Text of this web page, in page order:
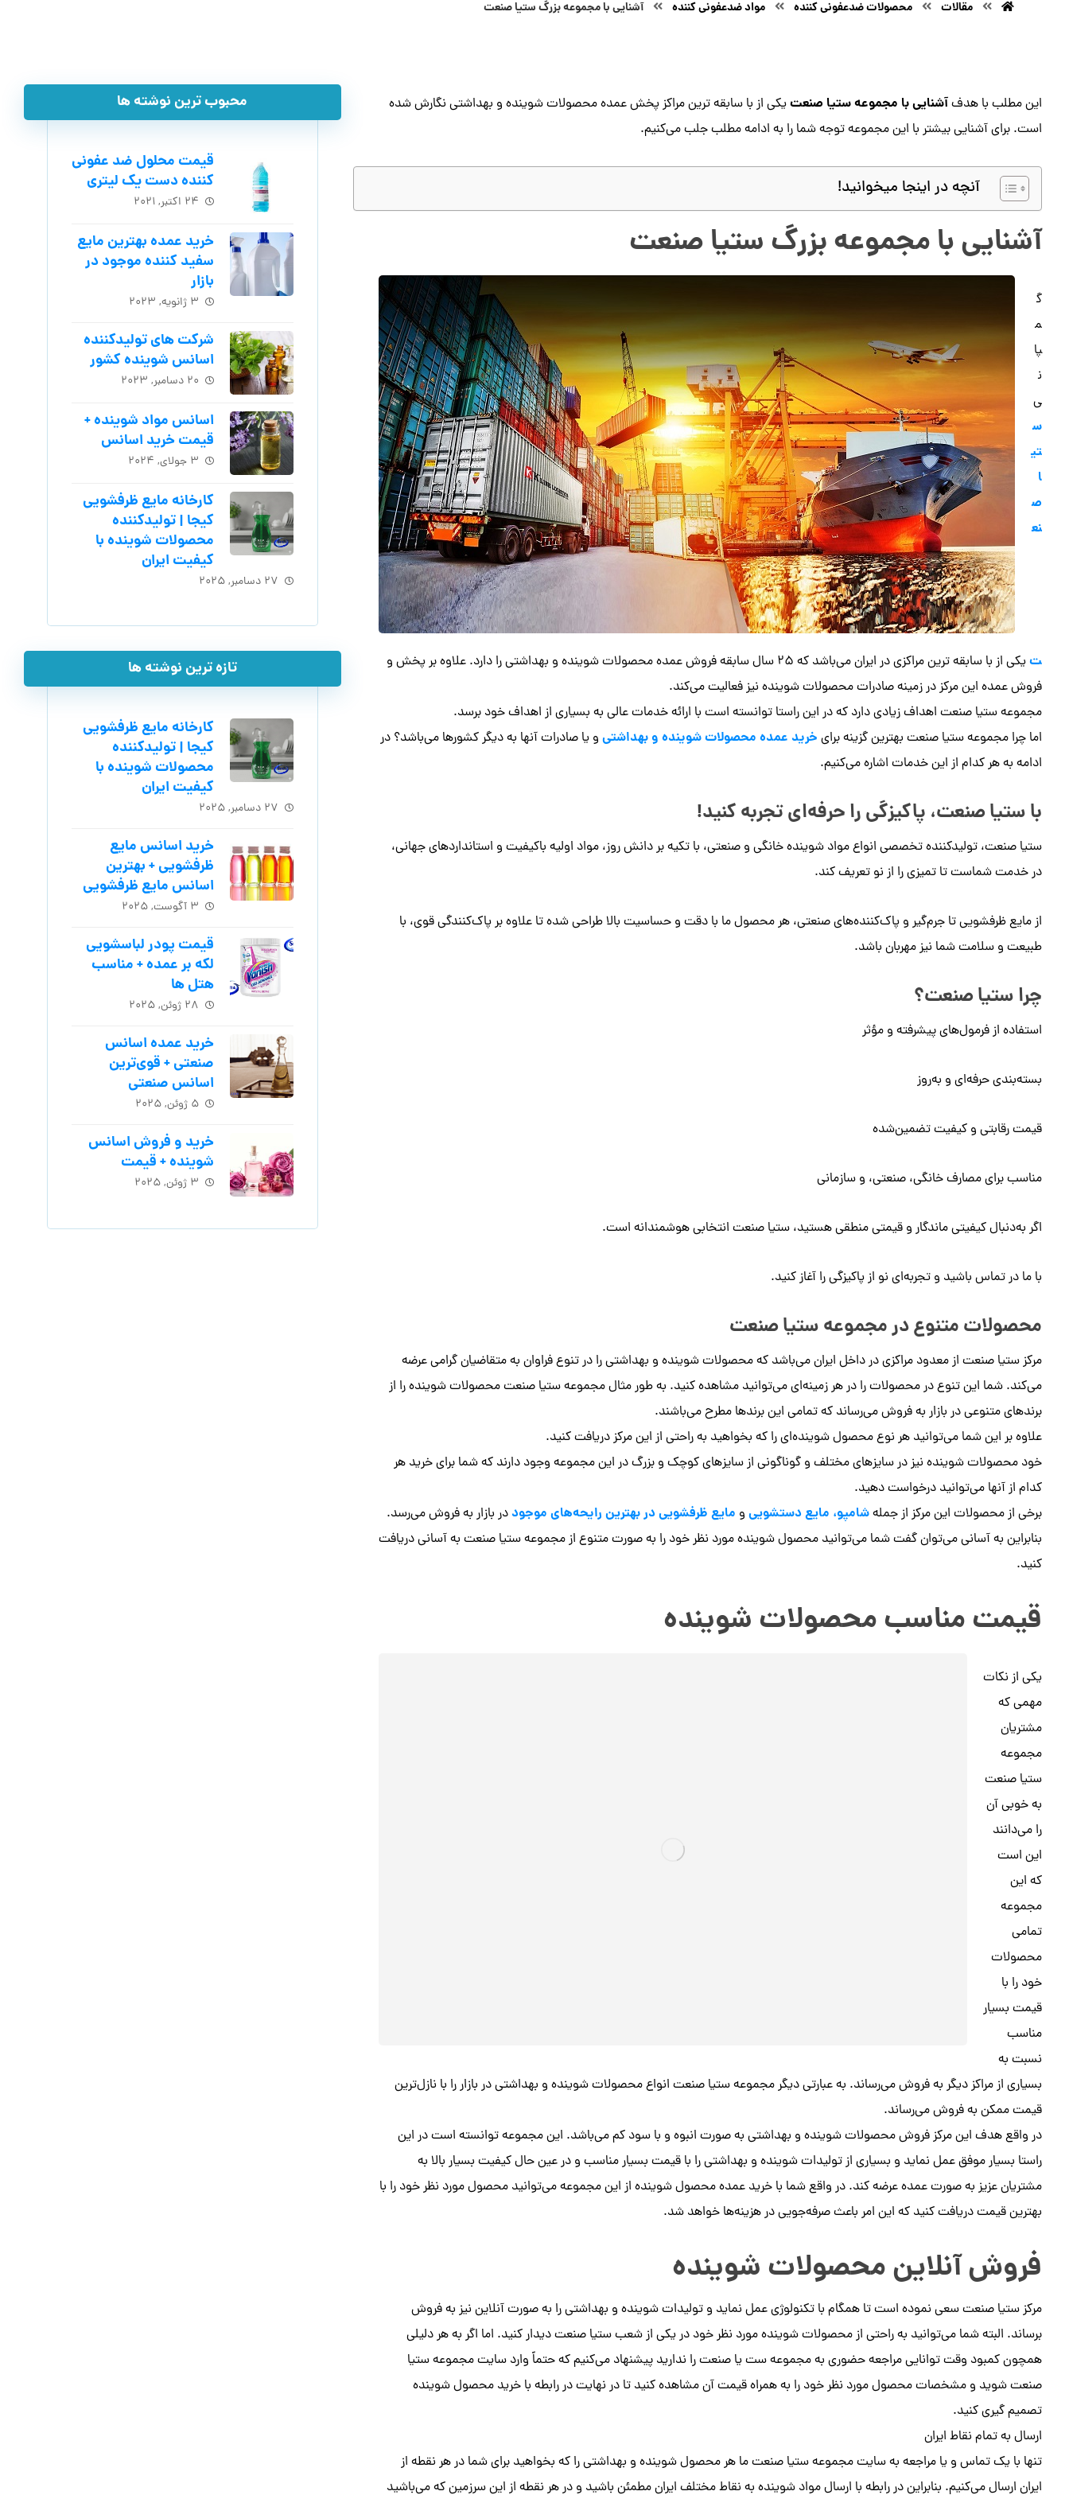
مقالات محصولات ضدعفونی کننده مواد ضدعفونی کننده آشنایی با مجموعه بزرگ ستیا صنعت
این مطلب با هدفآشنایی با مجموعه ستیا صنعتیکی از با سابقه ترین مراکز پخش عمده محصولات شوینده و بهداشتی نگارش شده
است. برای آشنایی بیشتر با این مجموعه توجه شما را به ادامه مطلب جلب می‌کنیم.
آنچه در اینجا میخوانید!
آشنایی با مجموعه بزرگ ستیا صنعت
گ
م
پا
ن
ی
س
تی
ا
ص
نع
ت
یکی از با سابقه‌ ترین مراکزی در ایران می‌باشد که ۲۵ سال سابقه فروش عمده محصولات شوینده و بهداشتی را دارد. علاوه بر پخش و
فروش عمده این مرکز در زمینه صادرات محصولات شوینده نیز فعالیت می‌کند.
مجموعه ستیا صنعت اهداف زیادی دارد که در این راستا توانسته است با ارائه خدمات عالی به بسیاری از اهداف خود برسد.
اما چرا مجموعه ستیا صنعت بهترین گزینه برای خرید عمده محصولات شوینده و بهداشتیو یا صادرات آنها به دیگر کشورها می‌باشد؟ در
ادامه به هر کدام از این خدمات اشاره می‌کنیم.
با ستیا صنعت، پاکیزگی را حرفه‌ای تجربه کنید!
ستیا صنعت، تولیدکننده تخصصی انواع مواد شوینده خانگی و صنعتی، با تکیه بر دانش روز، مواد اولیه باکیفیت و استانداردهای جهانی،
در خدمت شماست تا تمیزی را از نو تعریف کند.
از مایع ظرفشویی تا جرم‌گیر و پاک‌کننده‌های صنعتی، هر محصول ما با دقت و حساسیت بالا طراحی شده تا علاوه بر پاک‌کنندگی قوی، با
طبیعت و سلامت شما نیز مهربان باشد.
چرا ستیا صنعت؟
استفاده از فرمول‌های پیشرفته و مؤثر
بسته‌بندی حرفه‌ای و به‌روز
قیمت رقابتی و کیفیت تضمین‌شده
مناسب برای مصارف خانگی، صنعتی، و سازمانی
اگر به‌دنبال کیفیتی ماندگار و قیمتی منطقی هستید، ستیا صنعت انتخابی هوشمندانه است.
با ما در تماس باشید و تجربه‌ای نو از پاکیزگی را آغاز کنید.
محصولات متنوع در مجموعه ستیا صنعت
مرکز ستیا صنعت از معدود مراکزی در داخل ایران می‌باشد که محصولات شوینده و بهداشتی را در تنوع فراوان به متقاضیان گرامی عرضه
می‌کند. شما این تنوع در محصولات را در هر زمینه‌ای می‌توانید مشاهده کنید. به طور مثال مجموعه ستیا صنعت محصولات شوینده را از
برندهای متنوعی در بازار به فروش می‌رساند که تمامی این برندها مطرح می‌باشند.
علاوه بر این شما می‌توانید هر نوع محصول شوینده‌ای را که بخواهید به راحتی از این مرکز دریافت کنید.
خود محصولات شوینده نیز در سایزهای مختلف و گوناگونی از سایزهای کوچک و بزرگ در این مجموعه وجود دارند که شما برای خرید هر
کدام از آنها می‌توانید درخواست دهید.
برخی از محصولات این مرکز از جملهشامپو، مایع دستشوییو مایع ظرفشویی در بهترین رایحه‌های موجود در بازار به فروش می‌رسد.
بنابراین به آسانی می‌توان گفت شما می‌توانید محصول شوینده مورد نظر خود را به صورت متنوع از مجموعه ستیا صنعت به آسانی دریافت
کنید.
قیمت مناسب محصولات شوینده
یکی از نکات
مهمی که
مشتریان
مجموعه
ستیا صنعت
به خوبی آن
را می‌دانند
این است
که این
مجموعه
تمامی
محصولات
خود را با
قیمت بسیار
مناسب
نسبت به
بسیاری از مراکز دیگر به فروش می‌رساند‌. به عبارتی دیگر مجموعه ستیا صنعت انواع محصولات شوینده و بهداشتی در بازار را با نازل‌ترین
قیمت ممکن به فروش می‌رساند.
در واقع هدف این مرکز فروش محصولات شوینده و بهداشتی به صورت انبوه و با سود کم می‌باشد. این مجموعه توانسته است در این
راستا بسیار موفق عمل نماید و بسیاری از تولیدات شوینده و بهداشتی را با قیمت بسیار مناسب و در عین حال کیفیت بسیار بالا به
مشتریان عزیز به صورت عمده عرضه کند. در واقع شما با خرید عمده محصول شوینده از این مجموعه می‌توانید محصول مورد نظر خود را با
بهترین قیمت دریافت کنید که این امر باعث صرفه‌جویی در هزینه‌ها خواهد شد.
فروش آنلاین محصولات شوینده
مرکز ستیا صنعت سعی نموده است تا همگام با تکنولوژی عمل نماید و تولیدات شوینده و بهداشتی را به صورت آنلاین نیز به فروش
برساند. البته شما می‌توانید به راحتی از محصولات شوینده مورد نظر خود در یکی از شعب ستیا صنعت دیدار کنید. اما اگر به هر دلیلی
همچون کمبود وقت توانایی مراجعه حضوری به مجموعه ست یا صنعت را ندارید پیشنهاد می‌کنیم که حتماً وارد سایت مجموعه ستیا
صنعت شوید و مشخصات محصول مورد نظر خود را به همراه قیمت آن مشاهده کنید تا در نهایت در رابطه با خرید محصول شوینده
تصمیم گیری کنید.
ارسال به تمام نقاط ایران
تنها با یک تماس و یا مراجعه به سایت مجموعه ستیا صنعت ما هر محصول شوینده و بهداشتی را که بخواهید برای شما در هر نقطه از
ایران ارسال می‌کنیم. بنابراین در رابطه با ارسال مواد شوینده به نقاط مختلف ایران مطمئن باشید و در هر نقطه از این سرزمین که می‌باشید
محبوب ترین نوشته ها
قیمت محلول ضد عفونی
کننده دست یک لیتری
۲۴ اکتبر, ۲۰۲۱
خرید عمده بهترین مایع
سفید کننده موجود در
بازار
۳ ژانویه, ۲۰۲۳
شرکت های تولیدکننده
اسانس شوینده کشور
۲۰ دسامبر, ۲۰۲۳
اسانس مواد شوینده +
قیمت خرید اسانس
۳ جولای, ۲۰۲۴
کارخانه مایع ظرفشویی
کیجا | تولیدکننده
محصولات شوینده با
کیفیت ایران
۲۷ دسامبر, ۲۰۲۵
تازه ترین نوشته ها
کارخانه مایع ظرفشویی
کیجا | تولیدکننده
محصولات شوینده با
کیفیت ایران
۲۷ دسامبر, ۲۰۲۵
خرید اسانس مایع
ظرفشویی + بهترین
اسانس مایع ظرفشویی
۳ آگوست, ۲۰۲۵
قیمت پودر لباسشویی
لکه بر عمده + مناسب
هتل ها
۲۸ ژوئن, ۲۰۲۵
خرید عمده اسانس
صنعتی + قوی‌ترین
اسانس‌ صنعتی
۵ ژوئن, ۲۰۲۵
خرید و فروش اسانس
شوینده + قیمت
۳ ژوئن, ۲۰۲۵